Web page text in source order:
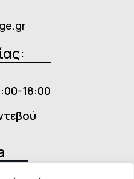
18:00